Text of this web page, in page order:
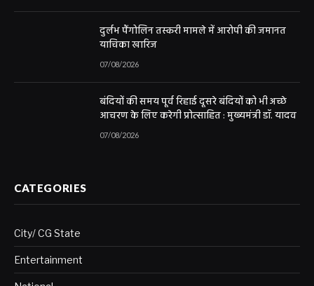
दुर्लभ पैंगोलिन तस्करी मामले में आरोपी की जमानत
याचिका खारिज
07/08/2026
बंदियों की समय पूर्व रिहाई दूसरे बंदियों को भी अच्छे
आचरण के लिए करेगी प्रोत्साहित : मुख्यमंत्री डॉ. यादव
07/08/2026
CATEGORIES
City/ CG State
Entertainment